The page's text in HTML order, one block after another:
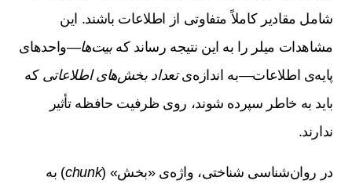
شامل مقادیر کاملاً متفاوتی از اطلاعات باشند. این
مشاهدات میلر را به این نتیجه رساند کهبیت‌ها—واحدهای
پایه‌ی اطلاعات—به اندازه‌یتعداد بخش‌های اطلاعاتی که
باید به خاطر سپرده شوند، روی ظرفیت حافظه تأثیر
ندارند.
در روان‌شناسی شناختی، واژه‌ی «بخش» (chunk) به